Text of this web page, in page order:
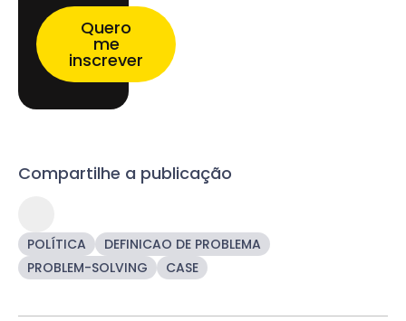
Quero
me
inscrever
Compartilhe a publicação
POLÍTICA
DEFINICAO DE PROBLEMA
PROBLEM-SOLVING
CASE